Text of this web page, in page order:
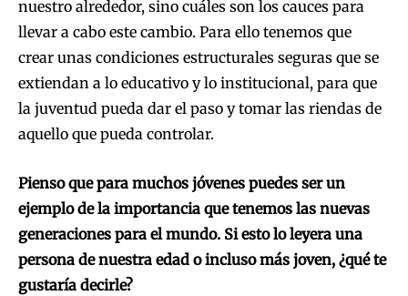
nuestro alrededor, sino cuáles son los cauces para
llevar a cabo este cambio. Para ello tenemos que
crear unas condiciones estructurales seguras que se
extiendan a lo educativo y lo institucional, para que
la juventud pueda dar el paso y tomar las riendas de
aquello que pueda controlar.
Pienso que para muchos jóvenes puedes ser un
ejemplo de la importancia que tenemos las nuevas
generaciones para el mundo. Si esto lo leyera una
persona de nuestra edad o incluso más joven, ¿qué te
gustaría decirle?